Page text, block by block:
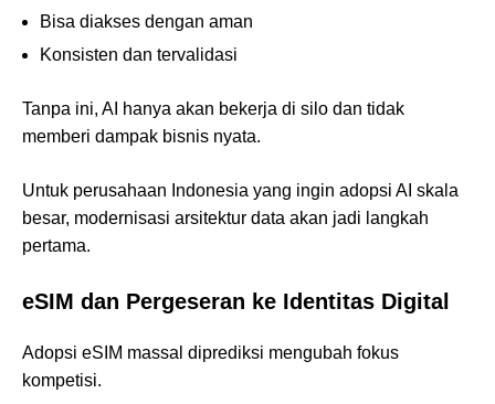
Bisa diakses dengan aman
Konsisten dan tervalidasi
Tanpa ini, AI hanya akan bekerja di silo dan tidak
memberi dampak bisnis nyata.
Untuk perusahaan Indonesia yang ingin adopsi AI skala
besar, modernisasi arsitektur data akan jadi langkah
pertama.
eSIM dan Pergeseran ke Identitas Digital
Adopsi eSIM massal diprediksi mengubah fokus
kompetisi.